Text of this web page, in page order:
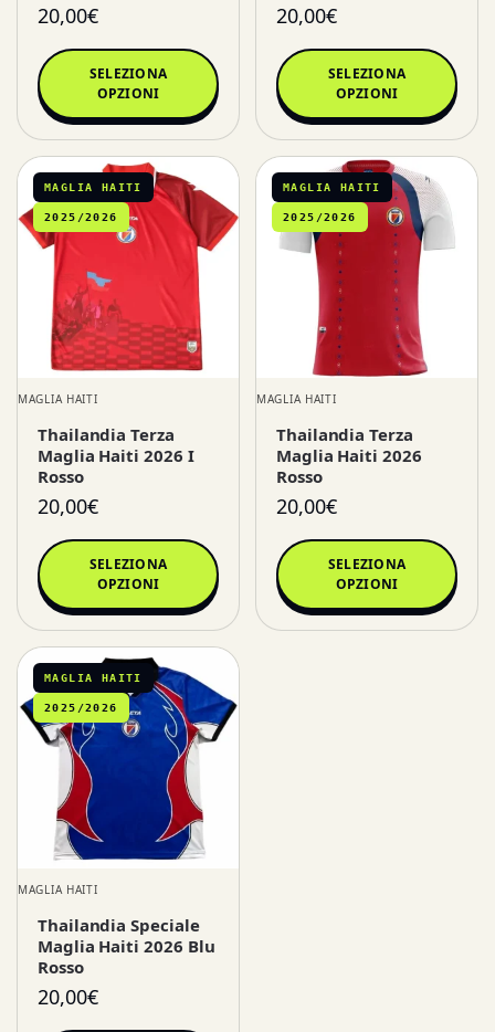
20,00€
SELEZIONA
OPZIONI
20,00€
SELEZIONA
OPZIONI
MAGLIA HAITI
2025/2026
MAGLIA HAITI
Thailandia Terza
Maglia Haiti 2026 I
Rosso
20,00€
SELEZIONA
OPZIONI
MAGLIA HAITI
2025/2026
MAGLIA HAITI
Thailandia Terza
Maglia Haiti 2026
Rosso
20,00€
SELEZIONA
OPZIONI
MAGLIA HAITI
2025/2026
MAGLIA HAITI
Thailandia Speciale
Maglia Haiti 2026 Blu
Rosso
20,00€